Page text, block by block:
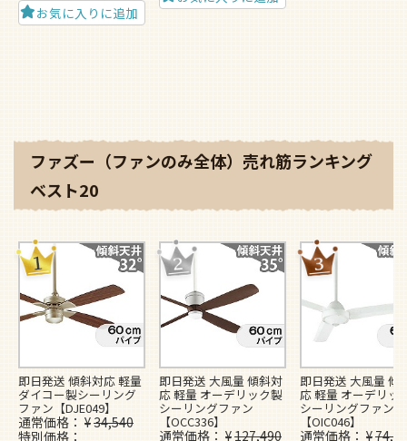
お気に入りに追加
ファズー（ファンのみ全体）売れ筋ランキング
ベスト20
即日発送 傾斜対応 軽量
ダイコー製シーリング
ファン【DJE049】
通常価格 ¥34,540
特別価格
即日発送 大風量 傾斜対
応 軽量 オーデリック製
シーリングファン
【OCC336】
通常価格 ¥127,490
即日発送 大風量 傾
応 軽量 オーデリッ
シーリングファン
【OIC046】
通常価格 ¥